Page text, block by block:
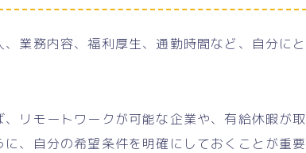
業務内容、福利厚生、通勤時間など、自分にと
リモートワークが可能な企業や、有給休暇が取
、自分の希望条件を明確にしておくことが重要